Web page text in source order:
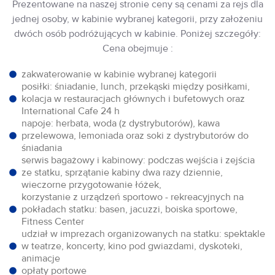
Prezentowane na naszej stronie ceny są cenami za rejs dla
jednej osoby, w kabinie wybranej kategorii, przy założeniu
dwóch osób podróżujących w kabinie. Poniżej szczegóły:
Cena obejmuje :
zakwaterowanie w kabinie wybranej kategorii
posiłki: śniadanie, lunch, przekąski między posiłkami,
kolacja w restauracjach głównych i bufetowych oraz
International Cafe 24 h
napoje: herbata, woda (z dystrybutorów), kawa
przelewowa, lemoniada oraz soki z dystrybutorów do
śniadania
serwis bagażowy i kabinowy: podczas wejścia i zejścia
ze statku, sprzątanie kabiny dwa razy dziennie,
wieczorne przygotowanie łóżek,
korzystanie z urządzeń sportowo - rekreacyjnych na
pokładach statku: basen, jacuzzi, boiska sportowe,
Fitness Center
udział w imprezach organizowanych na statku: spektakle
w teatrze, koncerty, kino pod gwiazdami, dyskoteki,
animacje
opłaty portowe